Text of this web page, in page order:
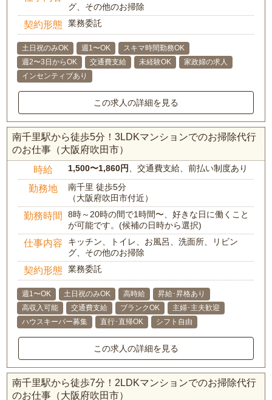
グ、その他のお掃除
契約形態 業務委託
土日祝のみOK 週1〜OK
スキマ時間勤務OK
週2〜3日からOK
交通費支給 未経験OK
家政婦の求人
インセンティブあり
この求人の詳細を見る
南千里駅から徒歩5分！3LDKマンションでのお掃除代行
のお仕事（大阪府吹田市）
時給 1,500〜1,860円、交通費支給、前払い制度あり
勤務地
南千里 徒歩5分
（大阪府吹田市付近）
勤務時間
8時～20時の間で1時間〜、好きな日に働くこと
が可能です。(候補の日時から選択)
仕事内容
キッチン、トイレ、お風呂、洗面所、リビン
グ、その他のお掃除
契約形態 業務委託
週1〜OK 土日祝のみOK 高時給
昇給･昇格あり
高収入可能
交通費支給 ブランクOK
主婦･主夫歓迎
ハウスキーパー募集
直行･直帰OK シフト自由
この求人の詳細を見る
南千里駅から徒歩7分！2LDKマンションでのお掃除代行
のお仕事（大阪府吹田市）